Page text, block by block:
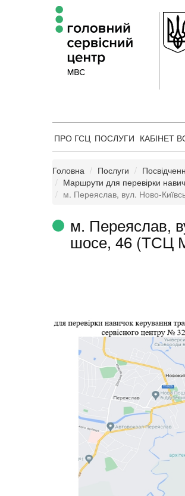
ПРО ГСЦ ПОСЛУГИ КАБІНЕТ
Головна Послуги
Маршрути для перевірки
м. Переяслав, вул. Ново-
м. Переяслав,
шосе, 46 (ТСЦ